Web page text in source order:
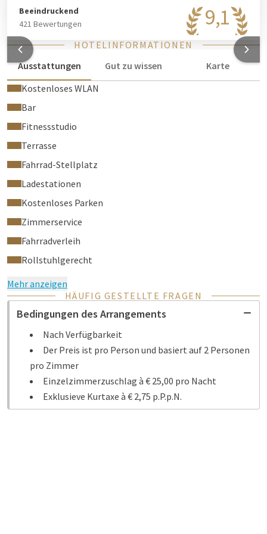
9,1
Beeindruckend
421 Bewertungen
HOTELINFORMATIONEN
Ausstattungen
Gut zu wissen
Karte
Kostenloses WLAN
Bar
Fitnessstudio
Terrasse
Fahrrad-Stellplatz
Ladestationen
Kostenloses Parken
Zimmerservice
Fahrradverleih
Rollstuhlgerecht
Mehr anzeigen
HÄUFIG GESTELLTE FRAGEN
Bedingungen des Arrangements
Nach Verfügbarkeit
Der Preis ist pro Person und basiert auf 2 Personen
pro Zimmer
Einzelzimmerzuschlag à € 25,00 pro Nacht
Exklusieve Kurtaxe à € 2,75 p.P.p.N.